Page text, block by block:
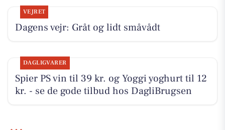
VEJRET
Dagens vejr: Gråt og lidt småvådt
DAGLIGVARER
Spier PS vin til 39 kr. og Yoggi yoghurt til 12
kr. - se de gode tilbud hos DagliBrugsen